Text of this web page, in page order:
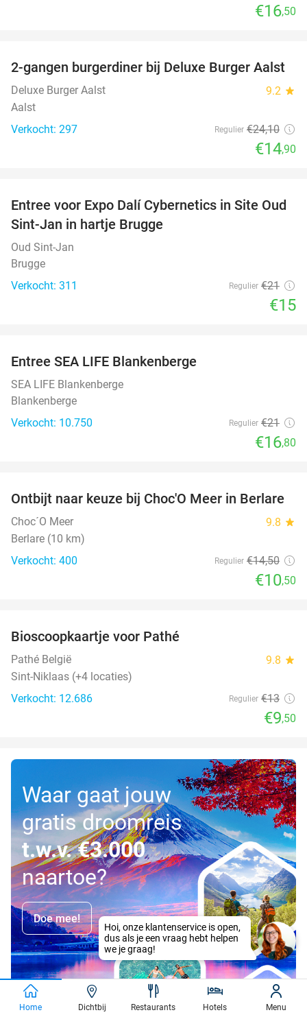
€16,50
38%
2-gangen burgerdiner bij Deluxe Burger Aalst
Deluxe Burger Aalst 9.2 star
Aalst
Verkocht: 297
Regulier €24,10
€14,90
29%
Entree voor Expo Dalí Cybernetics in Site Oud
Sint-Jan in hartje Brugge
Oud Sint-Jan
Brugge
Verkocht: 311
Regulier €21
€15
Entree SEA LIFE Blankenberge
SEA LIFE Blankenberge
Blankenberge
Verkocht: 10.750
Regulier €21
€16,80
28%
Ontbijt naar keuze bij Choc'O Meer in Berlare
Choc´O Meer 9.8 star
Berlare (10 km)
Verkocht: 400
Regulier €14,50
€10,50
Bioscoopkaartje voor Pathé
Pathé België 9.8 star
Sint-Niklaas (+4 locaties)
Verkocht: 12.686
Regulier €13
€9,50
Waar gaat jouw
gratis droomreis
t.w.v. €3.000
naartoe?
Doe mee!
Home Dichtbij Restaurants Hotels Menu
Hoi, onze klantenservice is open,
dus als je een vraag hebt helpen
we je graag!